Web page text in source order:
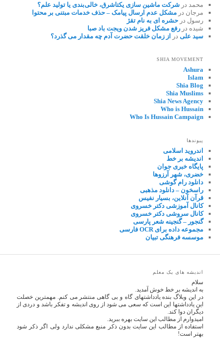
محمد درشرکت ماشین سازی یکتاشرق، خالی‌بندی یا تولید علم؟
مرجان درمشکل عدم ارسال پیامک – حذف خدمات مبتنی بر محتوا
رسول درحشره ای به نام تقژ
شیده دررفع مشکل فریز شدن ویجت باد صبا
سید علی در از زمان خلقت حضرت آدم چه مقدار می گذرد؟
SHIA MOVEMENT
Ashura
Islam
Shia Blog
Shia Muslims
Shia News Agency
Who is Hussain
Who Is Hussain Campaign
پیوندها
اندروید اسلامی
اندیشه بر خط
پایگاه خبری جوان
خضری، شهر آرزوها
دانلود رام گوشی
راسخون – دانلود مذهبی
قرآن آنلاین، بسیار نفیس
کانال آموزشی دکتر خسروی
کانال سروشی دکتر خسروی
گنجور – گنجینه شعر پارسی
مجموعه داده برای OCR فارسی
موسسه فرهنگی تبیان
اندیشه های یک معلم
سلام
به اندیشه بر خط خوش آمدید.
در این وبلاگ بنده یادداشتهای گاه و بی گاهی منتشر می کنم. مهمترین خصلت
این یادداشتها این است که سعی می شود از روی اندیشه و تفکر باشد و دردی از
دیگران دوا کند.
امیدوارم از مطالب این سایت بهره ببرید.
استفاده از مطالب این سایت بدون ذکر منبع مشکلی ندارد ولی اگر ذکر شود
بهتر است!